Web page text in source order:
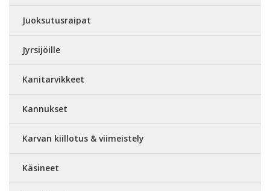
Juoksutusraipat
Jyrsijöille
Kanitarvikkeet
Kannukset
Karvan kiillotus & viimeistely
Käsineet